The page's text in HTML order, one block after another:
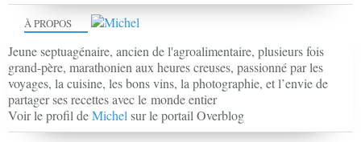
À PROPOS
Jeune septuagénaire, ancien de l'agroalimentaire, plusieurs fois
grand-père, marathonien aux heures creuses, passionné par les
voyages, la cuisine, les bons vins, la photographie, et l’envie de
partager ses recettes avec le monde entier
Voir le profil deMichel sur le portail Overblog